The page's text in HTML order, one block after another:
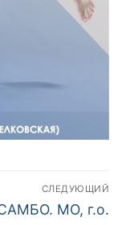
СЛЕДУЮЩИЙ
МО, г.о.